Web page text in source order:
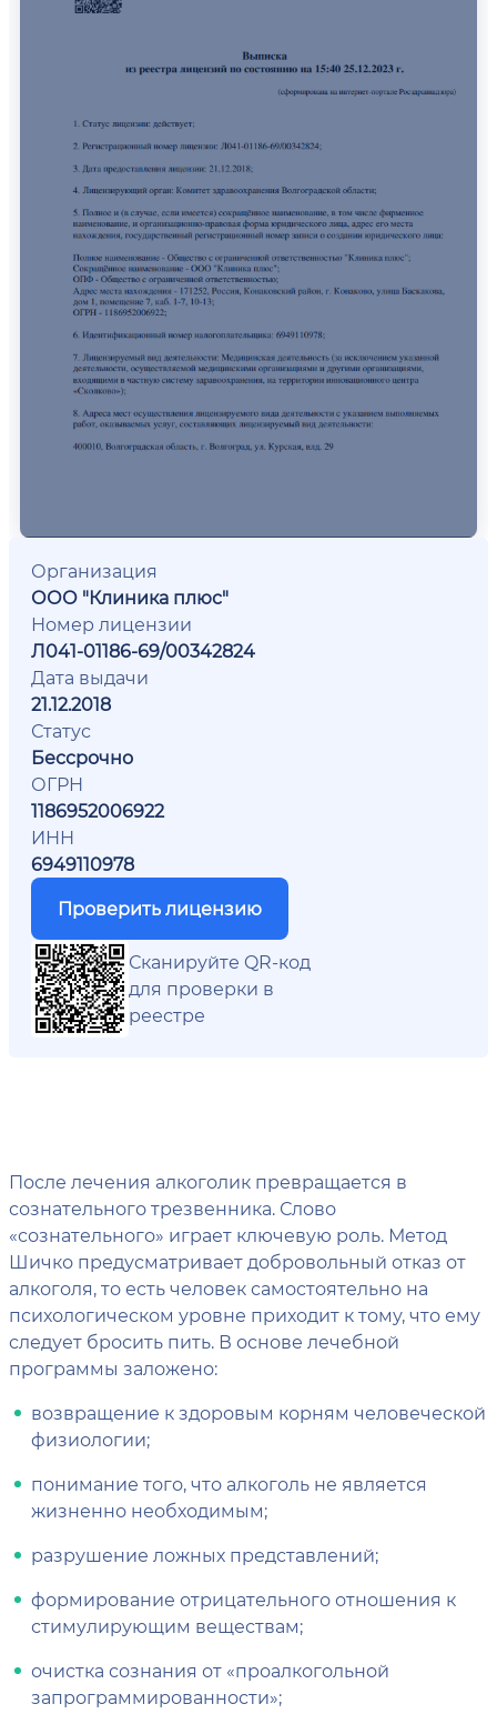
Организация
ООО "Клиника плюс"
Номер лицензии
Л041-01186-69/00342824
Дата выдачи
21.12.2018
Статус
Бессрочно
ОГРН
1186952006922
ИНН
6949110978
Проверить лицензию
Сканируйте QR-код
для проверки в
реестре
После лечения алкоголик превращается в
сознательного трезвенника. Слово
«сознательного» играет ключевую роль. Метод
Шичко предусматривает добровольный отказ от
алкоголя, то есть человек самостоятельно на
психологическом уровне приходит к тому, что ему
следует бросить пить. В основе лечебной
программы заложено:
возвращение к здоровым корням человеческой
физиологии;
понимание того, что алкоголь не является
жизненно необходимым;
разрушение ложных представлений;
формирование отрицательного отношения к
стимулирующим веществам;
очистка сознания от «проалкогольной
запрограммированности»;